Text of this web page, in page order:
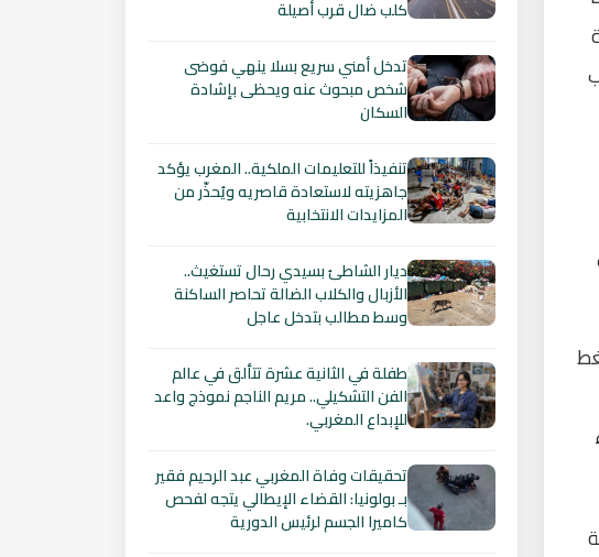
كلب ضال قرب أصيلة
تدخل أمني سريع بسلا ينهي فوضى
شخص مبحوث عنه ويحظى بإشادة
السكان
تنفيذاً للتعليمات الملكية.. المغرب يؤكد
جاهزيته لاستعادة قاصريه ويُحذّر من
المزايدات الانتخابية
ديار الشاطئ بسيدي رحال تستغيث..
الأزبال والكلاب الضالة تحاصر الساكنة
وسط مطالب بتدخل عاجل
طفلة في الثانية عشرة تتألق في عالم
الفن التشكيلي.. مريم الناجم نموذج واعد
للإبداع المغربي.
تحقيقات وفاة المغربي عبد الرحيم فقير
بـ بولونيا: القضاء الإيطالي يتجه لفحص
كاميرا الجسم لرئيس الدورية